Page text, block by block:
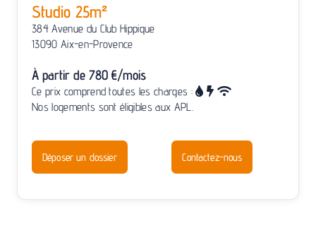
Studio 25m²
384 Avenue du Club Hippique
13090 Aix-en-Provence
À partir de 780 €/mois
Ce prix comprend toutes les charges :
Nos logements sont éligibles aux APL.
Contactez-nous
Déposer un dossier